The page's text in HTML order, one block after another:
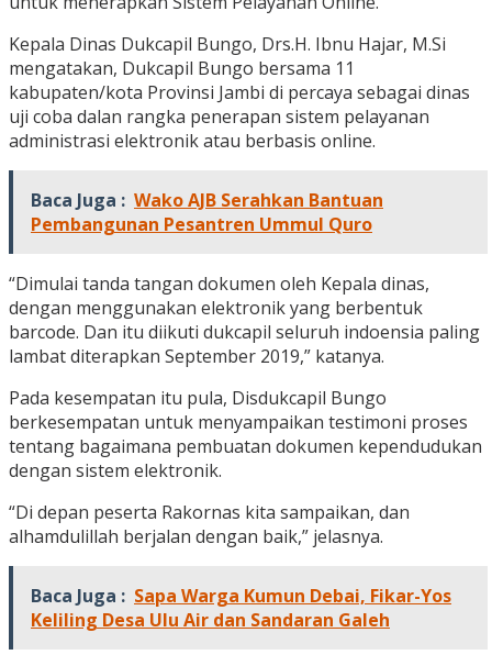
Kepala Dinas Dukcapil Bungo, Drs.H. Ibnu Hajar, M.Si
mengatakan, Dukcapil Bungo bersama 11
kabupaten/kota Provinsi Jambi di percaya sebagai dinas
uji coba dalan rangka penerapan sistem pelayanan
administrasi elektronik atau berbasis online.
Baca Juga : Wako AJB Serahkan Bantuan
Pembangunan Pesantren Ummul Quro
“Dimulai tanda tangan dokumen oleh Kepala dinas,
dengan menggunakan elektronik yang berbentuk
barcode. Dan itu diikuti dukcapil seluruh indoensia paling
lambat diterapkan September 2019,” katanya.
Pada kesempatan itu pula, Disdukcapil Bungo
berkesempatan untuk menyampaikan testimoni proses
tentang bagaimana pembuatan dokumen kependudukan
dengan sistem elektronik.
“Di depan peserta Rakornas kita sampaikan, dan
alhamdulillah berjalan dengan baik,” jelasnya.
Baca Juga : Sapa Warga Kumun Debai, Fikar-Yos
Keliling Desa Ulu Air dan Sandaran Galeh